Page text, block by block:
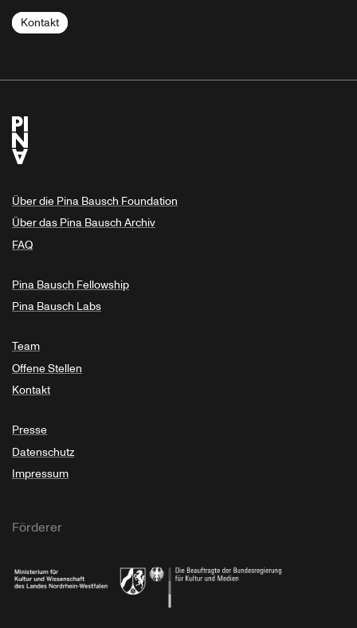
Kontakt
Über die Pina Bausch Foundation
Über das Pina Bausch Archiv
FAQ
Pina Bausch Fellowship
Pina Bausch Labs
Team
Offene Stellen
Kontakt
Presse
Datenschutz
Impressum
Förderer